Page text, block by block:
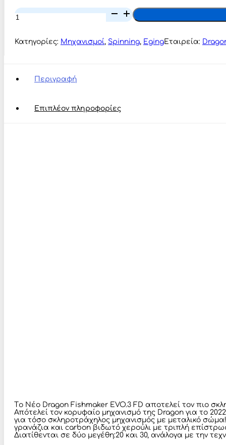
Dragon
Fishmaker
FD
ποσότητα
Κατηγορίες: Μηχανισμοί, Spinning, EgingΕταιρεία:
Περιγραφή
Επιπλέον πληροφορίες
Tο Νέο Dragon Fishmaker EVO.3 FD αποτελεί τον πιο
Απότελεί τον κορυφαίο μηχανισμό της Dragon για το
για τόσο σκληροτράχηλος μηχανισμός με μεταλικό
γρανάζια και carbon βιδωτό χερούλι με τριπλή
Διατίθενται σε δύο μεγέθη:20 και 30, ανάλογα με την